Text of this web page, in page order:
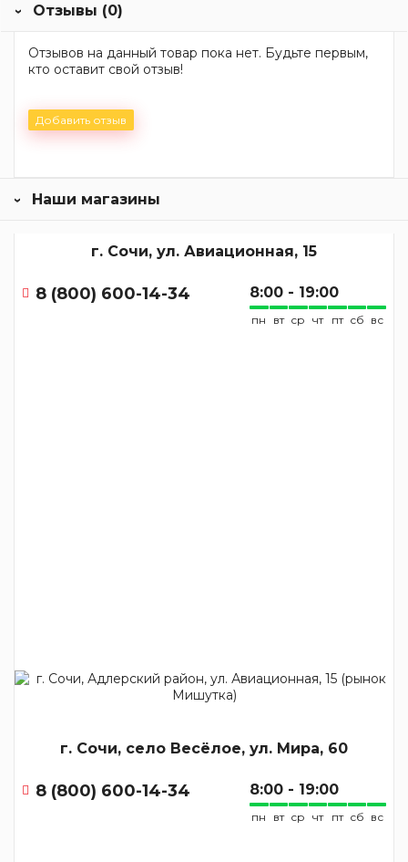
Отзывы (0)
Отзывов на данный товар пока нет. Будьте первым,
кто оставит свой отзыв!
Добавить отзыв
Наши магазины
г. Сочи, ул. Авиационная, 15
8 (800) 600-14-34 8:00 - 19:00
пн вт ср чт пт сб вс
г. Сочи, село Весёлое, ул. Мира, 60
8 (800) 600-14-34 8:00 - 19:00
пн вт ср чт пт сб вс